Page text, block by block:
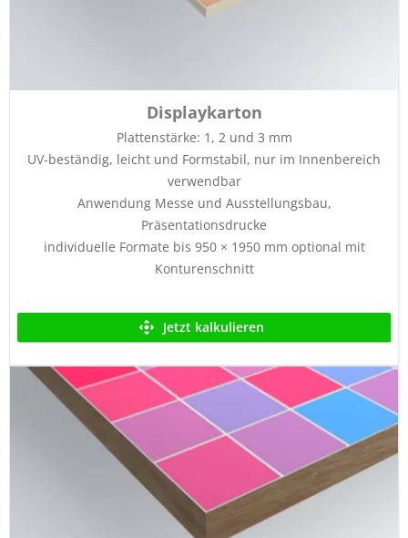
Displaykarton
Plattenstärke: 1, 2 und 3 mm
UV-beständig, leicht und Formstabil, nur im Innenbereich
verwendbar
Anwendung Messe und Ausstellungsbau,
Präsentationsdrucke
individuelle Formate bis 950 × 1950 mm optional mit
Konturenschnitt
Jetzt kalkulieren